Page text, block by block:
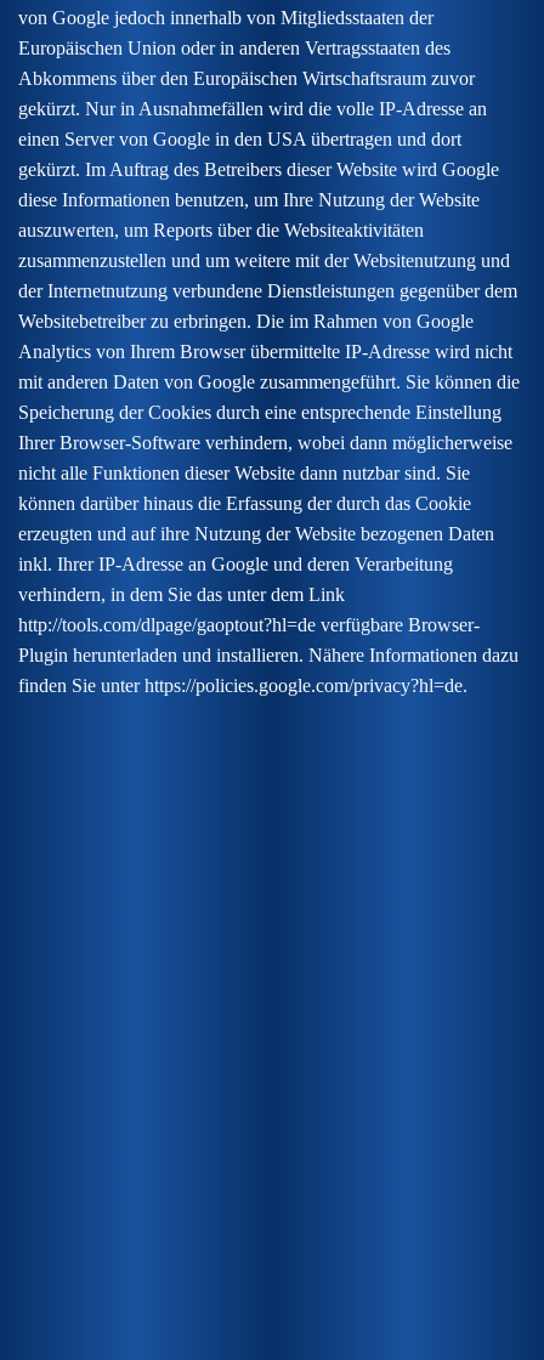
von Google jedoch innerhalb von Mitgliedsstaaten der
Europäischen Union oder in anderen Vertragsstaaten des
Abkommens über den Europäischen Wirtschaftsraum zuvor
gekürzt. Nur in Ausnahmefällen wird die volle IP-Adresse an
einen Server von Google in den USA übertragen und dort
gekürzt. Im Auftrag des Betreibers dieser Website wird Google
diese Informationen benutzen, um Ihre Nutzung der Website
auszuwerten, um Reports über die Websiteaktivitäten
zusammenzustellen und um weitere mit der Websitenutzung und
der Internetnutzung verbundene Dienstleistungen gegenüber dem
Websitebetreiber zu erbringen. Die im Rahmen von Google
Analytics von Ihrem Browser übermittelte IP-Adresse wird nicht
mit anderen Daten von Google zusammengeführt. Sie können die
Speicherung der Cookies durch eine entsprechende Einstellung
Ihrer Browser-Software verhindern, wobei dann möglicherweise
nicht alle Funktionen dieser Website dann nutzbar sind. Sie
können darüber hinaus die Erfassung der durch das Cookie
erzeugten und auf ihre Nutzung der Website bezogenen Daten
inkl. Ihrer IP-Adresse an Google und deren Verarbeitung
verhindern, in dem Sie das unter dem Link
http://tools.com/dlpage/gaoptout?hl=de verfügbare Browser-
Plugin herunterladen und installieren. Nähere Informationen dazu
finden Sie unter https://policies.google.com/privacy?hl=de.